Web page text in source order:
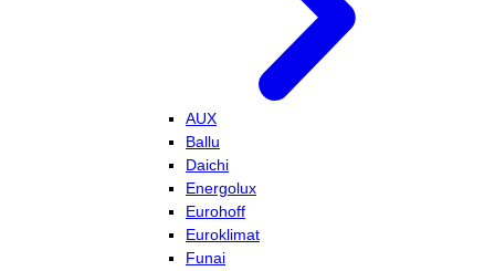
AUX
Ballu
Daichi
Energolux
Eurohoff
Euroklimat
Funai